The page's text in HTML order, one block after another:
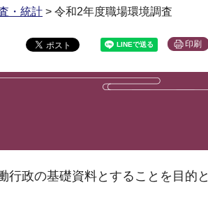
・統計 > 令和2年度職場環境調査
印刷
行政の基礎資料とすることを目的と